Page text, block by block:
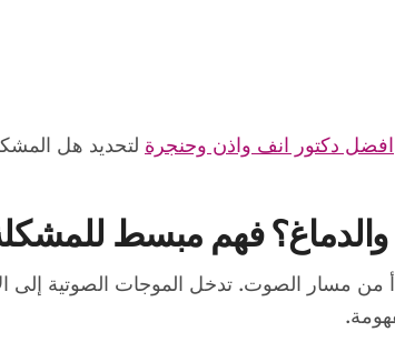
افضل دكتور انف واذن وحنجرة لتحديد هل
فهم مبسط
مسار الصوت. تدخل الموجات الصوتية إلى